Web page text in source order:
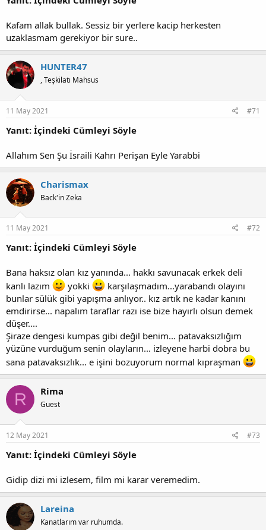
Kafam allak bullak. Sessiz bir yerlere kacip herkesten
uzaklasmam gerekiyor bir sure..
HUNTER47
, Teşkilatı Mahsus
11 May 2021 #71
Yanıt: İçindeki Cümleyi Söyle
Allahım Sen Şu İsraili Kahrı Perişan Eyle Yarabbi
Charismax
Back'in Zeka
11 May 2021 #72
Yanıt: İçindeki Cümleyi Söyle
Bana haksız olan kız yanında... hakkı savunacak erkek deli
kanlı lazım
yokki
karşılaşmadım...yarabandı olayını
bunlar sülük gibi yapışma anlıyor.. kız artık ne kadar kanını
emdirirse... napalım taraflar razı ise bize hayırlı olsun demek
düşer....
Şiraze dengesi kumpas gibi değil benim... patavaksızlığım
yüzüne vurduğum senin olayların... izleyene harbi dobra bu
sana patavaksızlık... e işini bozuyorum normal kıpraşman
R Rima
Guest
12 May 2021 #73
Yanıt: İçindeki Cümleyi Söyle
Gidip dizi mi izlesem, film mi karar veremedim.
Lareina
Kanatlarım var ruhumda.